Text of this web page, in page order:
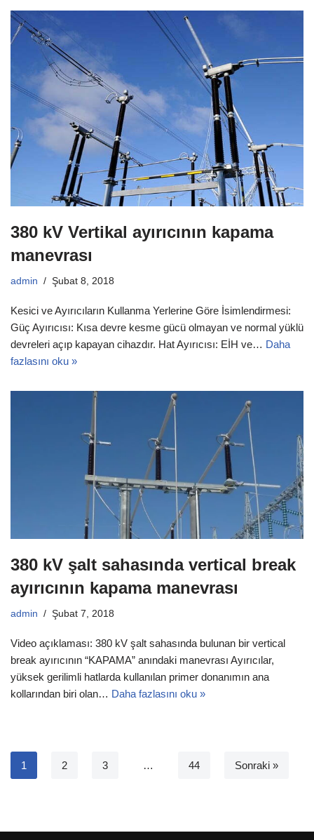
380 kV Vertikal ayırıcının kapama
manevrası
admin Şubat 8, 2018
Kesici ve Ayırıcıların Kullanma Yerlerine Göre İsimlendirmesi:
Güç Ayırıcısı: Kısa devre kesme gücü olmayan ve normal yüklü
devreleri açıp kapayan cihazdır. Hat Ayırıcısı: EİH ve… Daha
fazlasını oku »
380 kV şalt sahasında vertical break
ayırıcının kapama manevrası
admin Şubat 7, 2018
Video açıklaması: 380 kV şalt sahasında bulunan bir vertical
break ayırıcının “KAPAMA” anındaki manevrası Ayırıcılar,
yüksek gerilimli hatlarda kullanılan primer donanımın ana
kollarından biri olan… Daha fazlasını oku »
1 2 3 … 44 Sonraki »